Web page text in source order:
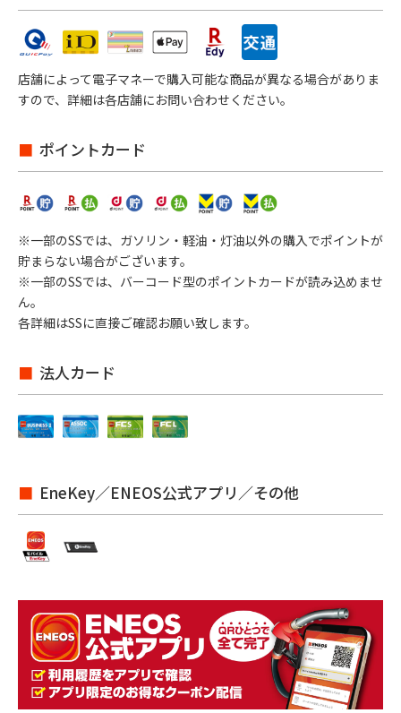
店舗によって電子マネーで購入可能な商品が異なる場合がありま
すので、詳細は各店舗にお問い合わせください。
ポイントカード
※一部のSSでは、ガソリン・軽油・灯油以外の購入でポイントが
貯まらない場合がございます。
※一部のSSでは、バーコード型のポイントカードが読み込めませ
ん。
各詳細はSSに直接ご確認お願い致します。
法人カード
EneKey／ENEOS公式アプリ／その他